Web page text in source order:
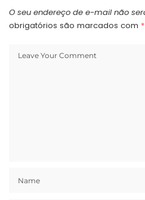
O seu endereço de e-mail não
obrigatórios são marcados com *